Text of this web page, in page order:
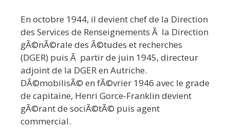
En octobre 1944, il devient chef de la Direction
des Services de Renseignements Ã la Direction
gÃ©nÃ©rale des Ã©tudes et recherches
(DGER) puis Ã partir de juin 1945, directeur
adjoint de la DGER en Autriche.
DÃ©mobilisÃ© en fÃ©vrier 1946 avec le grade
de capitaine, Henri Gorce-Franklin devient
gÃ©rant de sociÃ©tÃ© puis agent
commercial.